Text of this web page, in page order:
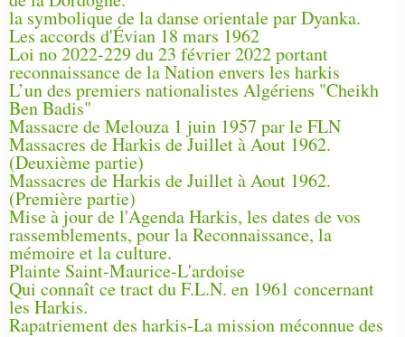
la symbolique de la danse orientale par Dyanka.
Les accords d'Évian 18 mars 1962
Loi no 2022-229 du 23 février 2022 portant
reconnaissance de la Nation envers les harkis
L’un des premiers nationalistes Algériens "Cheikh
Ben Badis"
Massacre de Melouza 1 juin 1957 par le FLN
Massacres de Harkis de Juillet à Aout 1962.
(Deuxième partie)
Massacres de Harkis de Juillet à Aout 1962.
(Première partie)
Mise à jour de l'Agenda Harkis, les dates de vos
rassemblements, pour la Reconnaissance, la
mémoire et la culture.
Plainte Saint-Maurice-L'ardoise
Qui connaît ce tract du F.L.N. en 1961 concernant
les Harkis.
Rapatriement des harkis-La mission méconnue des